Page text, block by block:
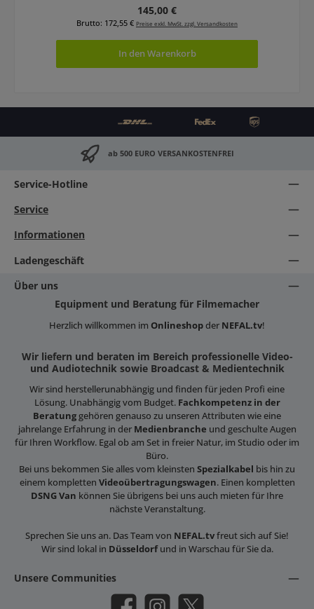
Regulärer Preis:
145,00 €
Brutto: 172,55 € Preise exkl. MwSt. zzgl. Versandkosten
In den Warenkorb
ab 500 EURO VERSANKOSTENFREI
Service-Hotline
Service
Informationen
Ladengeschäft
Über uns
Equipment und Beratung für Filmemacher
Herzlich willkommen im Onlineshopder NEFAL.tv!
Wir liefern und beraten im Bereich professionelle Video-
und Audiotechnik sowie Broadcast & Medientechnik
Wir sind herstellerunabhängig und finden für jeden Profi eine
Lösung. Unabhängig vom Budget. Fachkompetenz in der
Beratunggehören genauso zu unseren Attributen wie eine
jahrelange Erfahrung in der Medienbranche und geschulte Augen
für Ihren Workflow. Egal ob am Set in freier Natur, im Studio oder im
Büro.
Bei uns bekommen Sie alles vom kleinsten Spezialkabel bis hin zu
einem kompletten Videoübertragungswagen. Einen kompletten
DSNG Van können Sie übrigens bei uns auch mieten für Ihre
nächste Veranstaltung.
Sprechen Sie uns an. Das Team von NEFAL.tvfreut sich auf Sie!
Wir sind lokal in Düsseldorfund in Warschau für Sie da.
Unsere Communities